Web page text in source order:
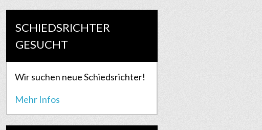
SCHIEDSRICHTER
GESUCHT
Wir suchen neue Schiedsrichter!
Mehr Infos